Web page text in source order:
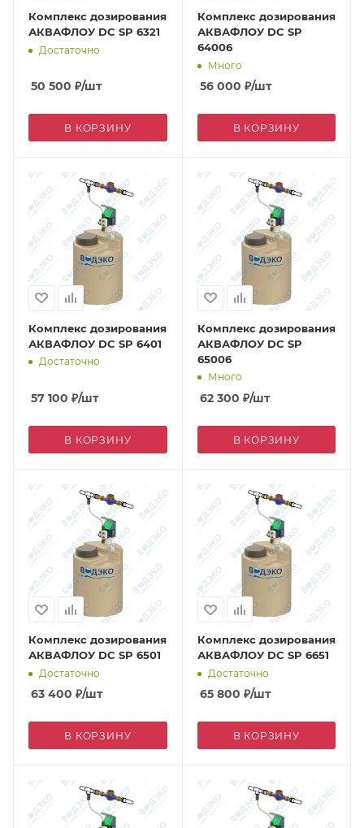
Комплекс дозирования
АКВАФЛОУ DC SP 6321
Достаточно
50 500 ₽/шт
В КОРЗИНУ
Комплекс дозирования
АКВАФЛОУ DC SP
64006
Много
56 000 ₽/шт
В КОРЗИНУ
Комплекс дозирования
АКВАФЛОУ DC SP 6401
Достаточно
57 100 ₽/шт
В КОРЗИНУ
Комплекс дозирования
АКВАФЛОУ DC SP
65006
Много
62 300 ₽/шт
В КОРЗИНУ
Комплекс дозирования
АКВАФЛОУ DC SP 6501
Достаточно
63 400 ₽/шт
В КОРЗИНУ
Комплекс дозирования
АКВАФЛОУ DC SP 6651
Достаточно
65 800 ₽/шт
В КОРЗИНУ